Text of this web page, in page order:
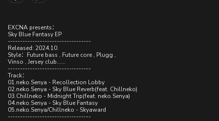
EXCNA presents：
Sky Blue Fantasy EP
----------------------------------
Released: 2024.10.
Style：Future bass , Future core , Plugg ,
Vinso , Jersey club......
----------------------------------
Track：
01.neko.Senya - Recollection Lobby
02.neko.Senya - Sky Blue Reverb(feat. Chillneko)
03.Chillneko - Midnight Trip(feat. neko.Senya)
04.neko.Senya - Sky Blue Fantasy
05.neko.Senya/Chillneko - Skyaward
----------------------------------